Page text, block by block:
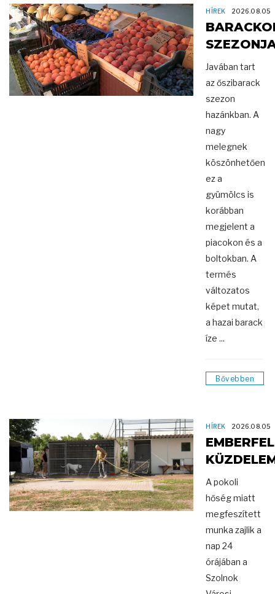
HÍREK 2026.08.05
Javában tart
az őszibarack
szezon
hazánkban. A
nagy
melegnek
köszönhetően
ez a
gyümölcs is
korábban
megjelent a
piacokon és a
boltokban. A
termés
változatos
képet mutat,
a hazai barack
íze ...
Bővebben
HÍREK 2026.08.05
A pokoli
hőség miatt
megfeszített
munka zajlik a
nap 24
órájában a
Szolnok